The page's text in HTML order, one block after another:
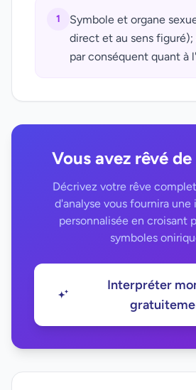
1
Symbole et organe
direct et au sens
par conséquent quant à
Vous avez rêvé
Décrivez votre rêve
d'analyse vous fournira
personnalisée en croisant
symboles
Interpréter